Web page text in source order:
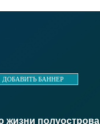
ДОБАВИТЬ БАННЕР
жизни полуострова